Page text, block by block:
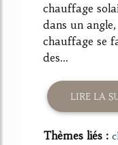
chauffage
dans un
chauffage se
des...
LIRE LA
Thèmes liés :